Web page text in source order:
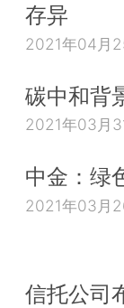
存异
2021年04月
碳中和背
2021年03月
中金：绿
2021年03月
信托公司